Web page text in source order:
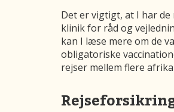
Det er vigtigt, at I har
klinik for råd og
kan I læse mere om de
obligatoriske
rejser mellem flere